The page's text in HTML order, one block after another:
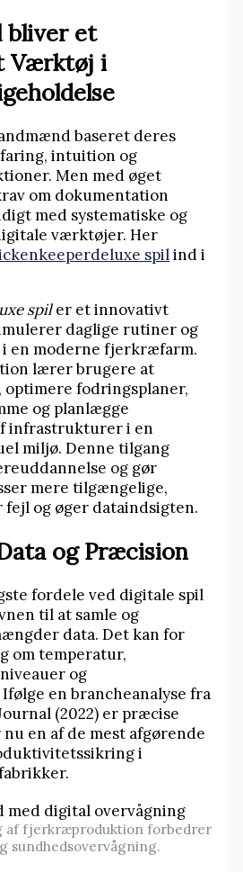
bliver et
Værktøj i
baseret deres
intuition og
Men med øget
om dokumentation
med systematiske og
værktøjer. Her
spilind i
spiler et innovativt
daglige rutiner og
en moderne fjerkræfarm.
lærer brugere at
fodringsplaner,
og planlægge
infrastrukturer i en
miljø. Denne tilgang
og gør
mere tilgængelige,
og øger dataindsigten.
og Præcision
fordele ved digitale spil
til at samle og
data. Det kan for
om temperatur,
og
en brancheanalyse fra
(2022) er præcise
en af de mest afgørende
i
af fjerkræproduktion forbedrer
sundhedsovervågning.